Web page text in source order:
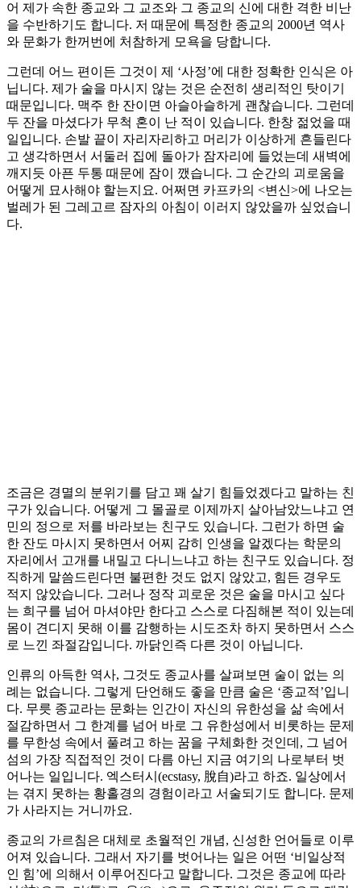
어 제가 속한 종교와 그 교조와 그 종교의 신에 대한 격한 비난
을 수반하기도 합니다. 저 때문에 특정한 종교의 2000년 역사
와 문화가 한꺼번에 처참하게 모욕을 당합니다.
그런데 어느 편이든 그것이 제 ‘사정’에 대한 정확한 인식은 아
닙니다. 제가 술을 마시지 않는 것은 순전히 생리적인 탓이기
때문입니다. 맥주 한 잔이면 아슬아슬하게 괜찮습니다. 그런데
두 잔을 마셨다가 무척 혼이 난 적이 있습니다. 한창 젊었을 때
일입니다. 손발 끝이 자리자리하고 머리가 이상하게 흔들린다
고 생각하면서 서둘러 집에 돌아가 잠자리에 들었는데 새벽에
깨지듯 아픈 두통 때문에 잠이 깼습니다. 그 순간의 괴로움을
어떻게 묘사해야 할는지요. 어쩌면 카프카의 <변신>에 나오는
벌레가 된 그레고르 잠자의 아침이 이러지 않았을까 싶었습니
다.
조금은 경멸의 분위기를 담고 꽤 살기 힘들었겠다고 말하는 친
구가 있습니다. 어떻게 그 몰골로 이제까지 살아남았느냐고 연
민의 정으로 저를 바라보는 친구도 있습니다. 그런가 하면 술
한 잔도 마시지 못하면서 어찌 감히 인생을 알겠다는 학문의
자리에서 고개를 내밀고 다니느냐고 하는 친구도 있습니다. 정
직하게 말씀드린다면 불편한 것도 없지 않았고, 힘든 경우도
적지 않았습니다. 그러나 정작 괴로운 것은 술을 마시고 싶다
는 희구를 넘어 마셔야만 한다고 스스로 다짐해본 적이 있는데
몸이 견디지 못해 이를 감행하는 시도조차 하지 못하면서 스스
로 느낀 좌절감입니다. 까닭인즉 다른 것이 아닙니다.
인류의 아득한 역사, 그것도 종교사를 살펴보면 술이 없는 의
례는 없습니다. 그렇게 단언해도 좋을 만큼 술은 ‘종교적’입니
다. 무릇 종교라는 문화는 인간이 자신의 유한성을 삶 속에서
절감하면서 그 한계를 넘어 바로 그 유한성에서 비롯하는 문제
를 무한성 속에서 풀려고 하는 꿈을 구체화한 것인데, 그 넘어
섬의 가장 직접적인 것이 다름 아닌 지금 여기의 나로부터 벗
어나는 일입니다. 엑스터시(ecstasy, 脫自)라고 하죠. 일상에서
는 겪지 못하는 황홀경의 경험이라고 서술되기도 합니다. 문제
가 사라지는 거니까요.
종교의 가르침은 대체로 초월적인 개념, 신성한 언어들로 이루
어져 있습니다. 그래서 자기를 벗어나는 일은 어떤 ‘비일상적
인 힘’에 의해서 이루어진다고 말합니다. 그것은 종교에 따라